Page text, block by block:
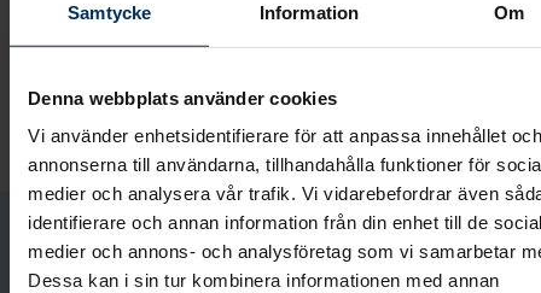
Samtycke Information Om
Denna webbplats använder cookies
Vi använder enhetsidentifierare för att anpassa innehållet och
annonserna till användarna, tillhandahålla funktioner för
medier och analysera vår trafik. Vi vidarebefordrar även
identifierare och annan information från din enhet till de
medier och annons- och analysföretag som vi samarbetar
Dessa kan i sin tur kombinera informationen med annan
inga regler eller begränsningar, och alla som vill kan
begravas borgerligt även om man tillhör Svenska
kyrkan eller något annat trossamfund. Vi på Fonus
lång erfarenhet och kan ge dig råd och hjälp för att
skapa en personlig borgerlig begravning.
Påbörja planeringen hemifrån